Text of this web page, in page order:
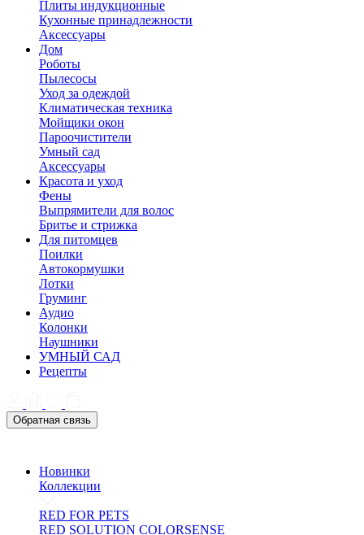
Плиты индукционные
Кухонные принадлежности
Аксессуары
Дом
Роботы
Пылесосы
Уход за одеждой
Климатическая техника
Мойщики окон
Пароочистители
Умный сад
Аксессуары
Красота и уход
Фены
Выпрямители для волос
Бритье и стрижка
Для питомцев
Поилки
Автокормушки
Лотки
Груминг
Аудио
Колонки
Наушники
УМНЫЙ САД
Рецепты
Обратная связь
Новинки
Коллекции
RED FOR PETS
RED SOLUTION COLORSENSE